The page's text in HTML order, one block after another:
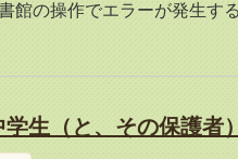
館の操作でエラーが発生す
生（と、その保護者